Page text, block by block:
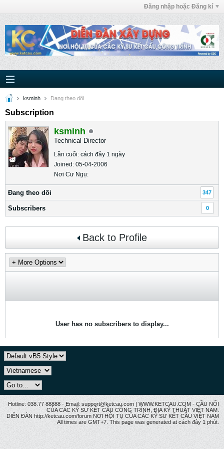
Đăng nhập hoặc Đăng kí
ksminh Ðang theo dõi
Subscription
ksminh
Technical Director
Lần cuối: cách đây 1 ngày
Joined: 05-04-2006
Nơi Cư Ngụ:
Ðang theo dõi 347
Subscribers 0
Back to Profile
User has no subscribers to display...
Hotline: 038.77 88888 - Email: support@ketcau.com | WWW.KETCAU.COM - CẦU NỐI
CỦA CÁC KỸ SƯ KẾT CẤU CÔNG TRÌNH, ĐỊA KỸ THUẬT VIỆT NAM.
DIỄN ĐÀN http://ketcau.com/forum NƠI HỘI TỤ CỦA CÁC KỸ SƯ KẾT CÂU VIỆT NAM
All times are GMT+7. This page was generated at cách đây 1 phút.